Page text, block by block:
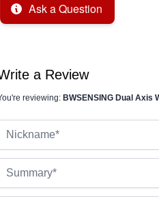
Ask a Question
a Review
reviewing: BWSENSING Dual Axis